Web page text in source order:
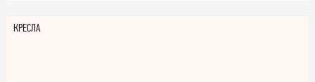
КРЕСЛА